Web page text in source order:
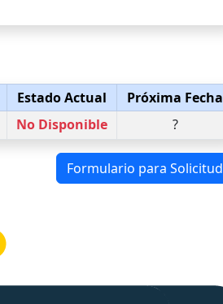
Estado Actual
Próxima Fecha
No Disponible ?
Formulario para Solicitud